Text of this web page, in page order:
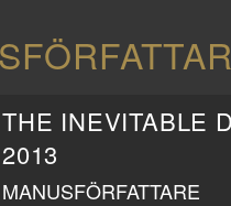
2013
MANUSFÖRFATTARE